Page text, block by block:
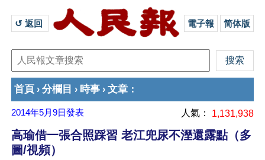
↺ 返回 電子報 简体版
首頁 › 分欄目 › 時事 › 文章 ：
2014年5月9日發表 人氣： 1,131,938
高瑜借一張合照踩習 老江兜尿不溼還露點（多
圖/視頻）